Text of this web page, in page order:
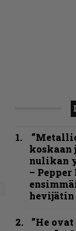
koskaan
nulikan
–
hevijätin
”He